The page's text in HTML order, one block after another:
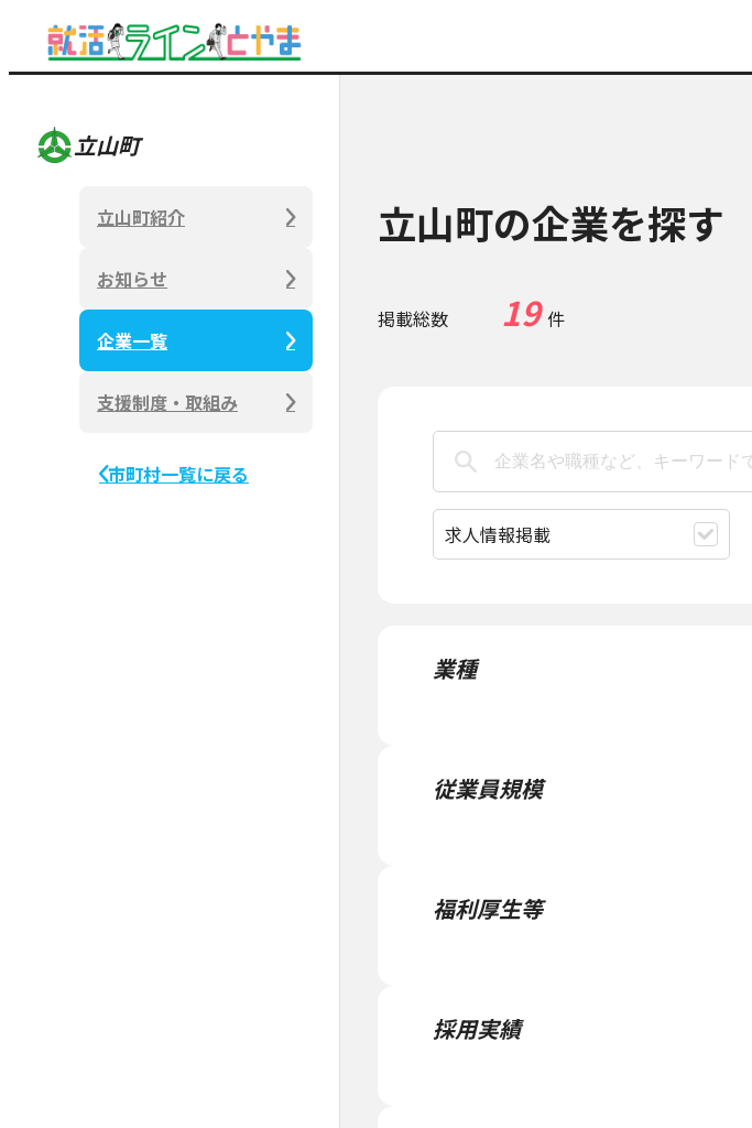
立山町
立山町紹介
お知らせ
企業一覧
支援制度・取組み
市町村一覧に戻る
立山町の企業を探す
掲載総数 19 件
求人情報掲載
業種
従業員規模
福利厚生等
採用実績